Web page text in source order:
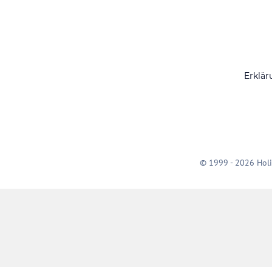
© 1999 - 2026